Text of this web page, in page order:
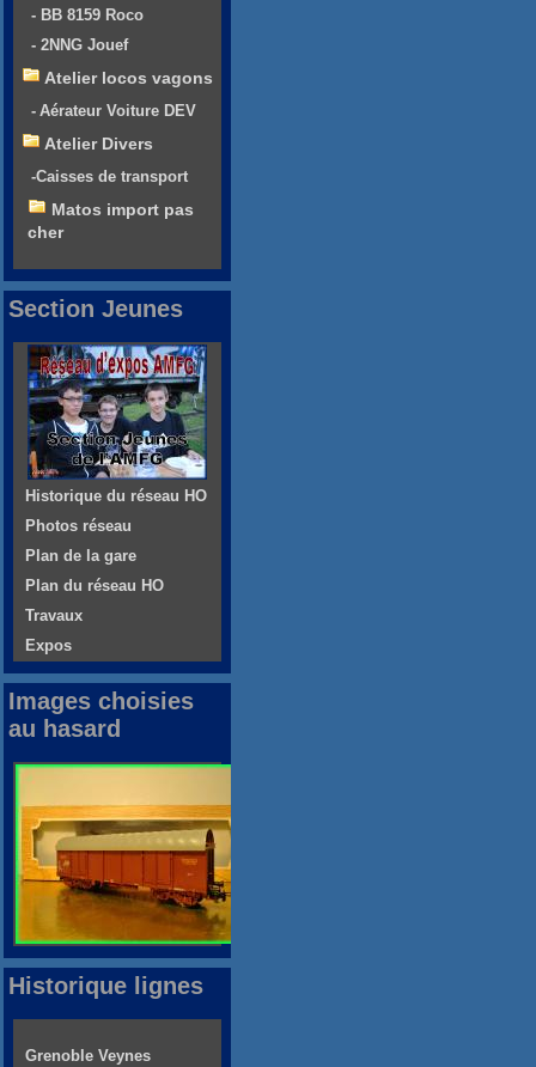
- BB 8159 Roco
- 2NNG Jouef
Atelier locos vagons
- Aérateur Voiture DEV
Atelier Divers
-Caisses de transport
Matos import pas
cher
Section Jeunes
Historique du réseau HO
Photos réseau
Plan de la gare
Plan du réseau HO
Travaux
Expos
Images choisies
au hasard
Historique lignes
Grenoble Veynes